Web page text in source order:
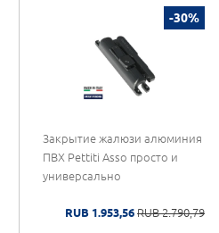
-30%
Закрытие жалюзи алюминия
ПВХ Pettiti Asso просто и
универсально
RUB 1.953,56 RUB 2.790,79